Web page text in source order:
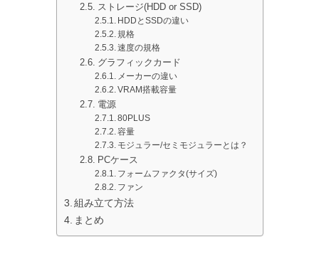
ストレージ(HDD or SSD)
HDDとSSDの違い
規格
速度の規格
グラフィックカード
メーカーの違い
VRAM搭載容量
電源
80PLUS
容量
モジュラー/セミモジュラーとは？
PCケース
フォームファクタ(サイズ)
ファン
組み立て方法
まとめ